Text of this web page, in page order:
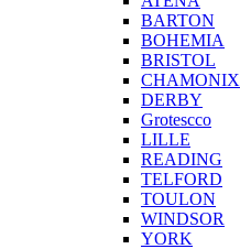
BARTON
BOHEMIA
BRISTOL
CHAMONIX
DERBY
Grotescco
LILLE
READING
TELFORD
TOULON
WINDSOR
YORK